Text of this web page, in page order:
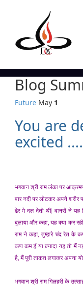
Blog
Future May 1
You are
excited
भगवान श्री राम लंका पर
बार नदी पर लोटकर अपने शरीर
ढेर मे दल देती थी| वानरों ने यह
बुलाया और कहा, यह क्या कर
राम ने कहा, तुम्हारे चंद रेत के
कण कम हैं या ज़्यादा यह तो मैं
है, मैं पूरी ताकत लगाकर अपना
भगवान श्री राम गिलहरी के